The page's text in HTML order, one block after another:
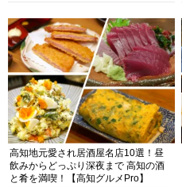
高知地元愛され居酒屋名店10選！昼
飲みからどっぷり深夜まで 高知の酒
と肴を満喫！【高知グルメPro】